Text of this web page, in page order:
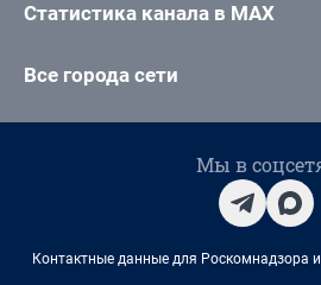
Статистика канала в MAX
Все города сети
Мы в
Контактные данные для Роскомнадзора